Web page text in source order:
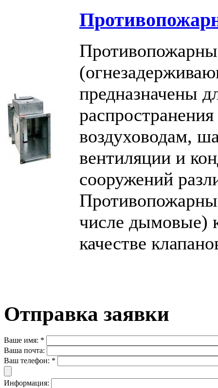
предназначены
воздуховодам,
вентиляции и
сооружений
числе дымовые)
качестве
Отправка заявки
Ваше имя: *
Ваша почта:
Ваш телефон: *
Информация: